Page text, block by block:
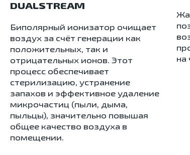
DUALSTREAM
Биполярный ионизатор очищает
воздух за счёт генерации как
положительных, так и
отрицательных ионов. Этот
процесс обеспечивает
стерилизацию, устранение
запахов и эффективное удаление
микрочастиц (пыли, дыма,
пыльцы), значительно повышая
общее качество воздуха в
помещении.
на